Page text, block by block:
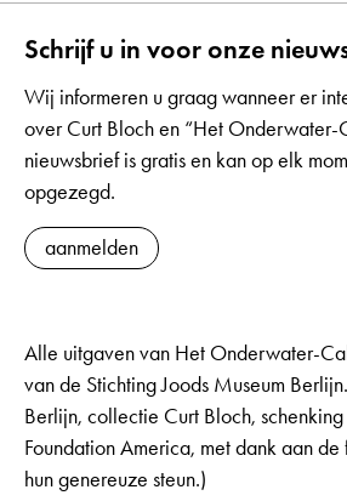
Schrijf u in voor onze
Wij informeren u graag wanneer er
over Curt Bloch en “Het Onderwater-
nieuwsbrief is gratis en kan op elk
opgezegd.
aanmelden
Alle uitgaven van Het Onderwater-
van de Stichting Joods Museum
Berlijn, collectie Curt Bloch,
Foundation America, met dank aan
hun genereuze steun.)